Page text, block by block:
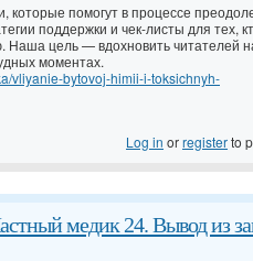
которые помогут в процессе
поддержки и чек-листы для тех,
Наша цель — вдохновить читателей
моментах.
vliyanie-bytovoj-himii-i-toksichnyh-
Log in orregisterto
медик 24. Вывод из